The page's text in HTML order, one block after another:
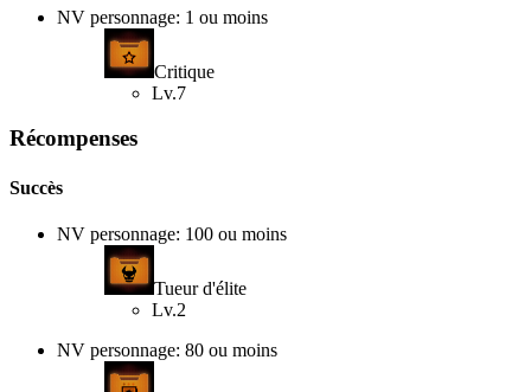
NV personnage: 1 ou moins
Critique
Lv.7
Récompenses
Succès
NV personnage: 100 ou moins
Tueur d'élite
Lv.2
NV personnage: 80 ou moins